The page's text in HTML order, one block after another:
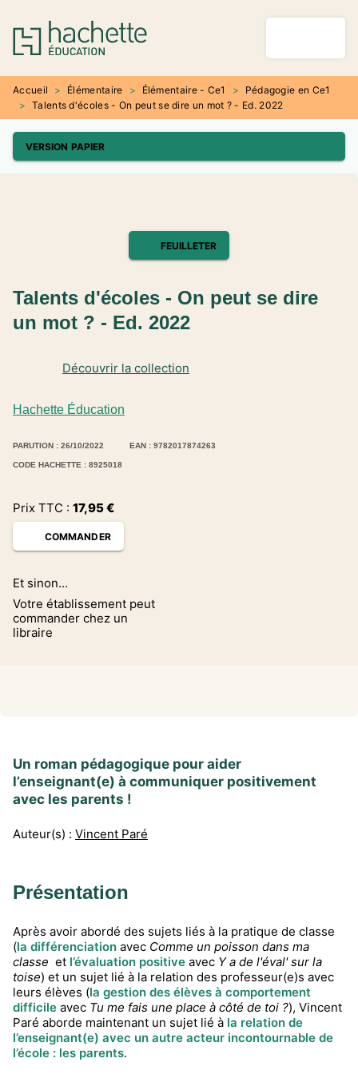
MENU RECHERCHE
PIED DE PAGE
Accueil > Élémentaire > Élémentaire - Ce1 >
Pédagogie en Ce1
> Talents d'écoles - On peut se dire un mot ? - Ed. 2022
VERSION PAPIER
FEUILLETER
Hachette Éducation
Découvrir la collection
Talents d'écoles - On peut se dire
un mot ? - Ed. 2022
PARUTION : 26/10/2022 EAN : 9782017874263
CODE HACHETTE : 8925018
Prix TTC : 17,95€
COMMANDER
Et sinon...
Votre établissement peut
commander chez un
libraire
Un roman pédagogique pour aider
l’enseignant(e) à communiquer positivement
avec les parents !
Auteur(s) : Vincent Paré
Présentation
Après avoir abordé des sujets liés à la pratique de classe
(la différenciation avec Comme un poisson dans ma
classe et l’évaluation positive avec Y a de l'éval' sur la
toise) et un sujet lié à la relation des professeur(e)s avec
leurs élèves (la gestion des élèves à comportement
difficile avec Tu me fais une place à côté de toi ?), Vincent
Paré aborde maintenant un sujet lié à la relation de
l’enseignant(e) avec un autre acteur incontournable de
l’école : les parents.